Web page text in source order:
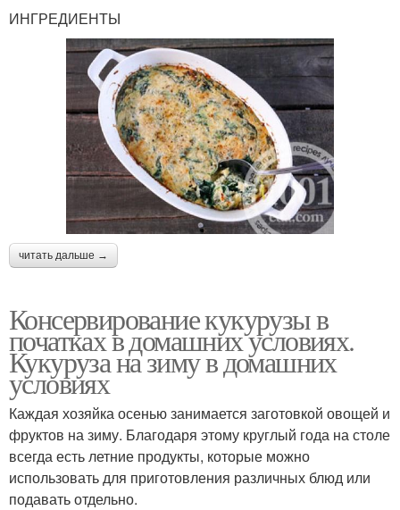
ИНГРЕДИЕНТЫ
читать дальше →
Консервирование кукурузы в
початках в домашних условиях.
Кукуруза на зиму в домашних
условиях
Каждая хозяйка осенью занимается заготовкой овощей и
фруктов на зиму. Благодаря этому круглый года на столе
всегда есть летние продукты, которые можно
использовать для приготовления различных блюд или
подавать отдельно.